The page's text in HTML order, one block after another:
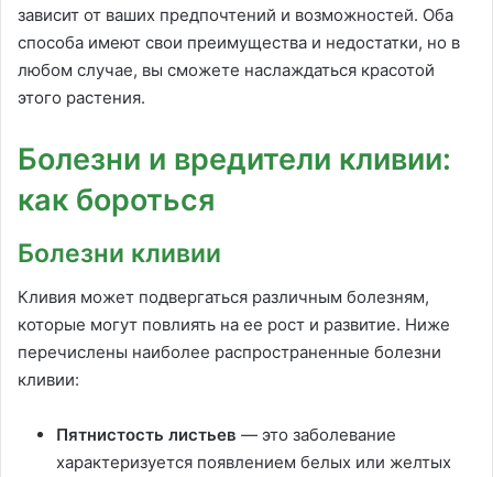
зависит от ваших предпочтений и возможностей. Оба
способа имеют свои преимущества и недостатки, но в
любом случае, вы сможете наслаждаться красотой
этого растения.
Болезни и вредители кливии:
как бороться
Болезни кливии
Кливия может подвергаться различным болезням,
которые могут повлиять на ее рост и развитие. Ниже
перечислены наиболее распространенные болезни
кливии:
Пятнистость листьев — это заболевание
характеризуется появлением белых или желтых